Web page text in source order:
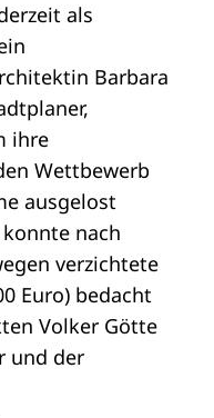
als
Barbara
ihre
Wettbewerb
ausgelost
nach
verzichtete
Euro) bedacht
Volker Götte
und der